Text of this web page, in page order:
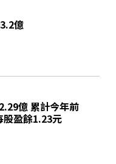
億
億 累計今年前
股盈餘1.23元